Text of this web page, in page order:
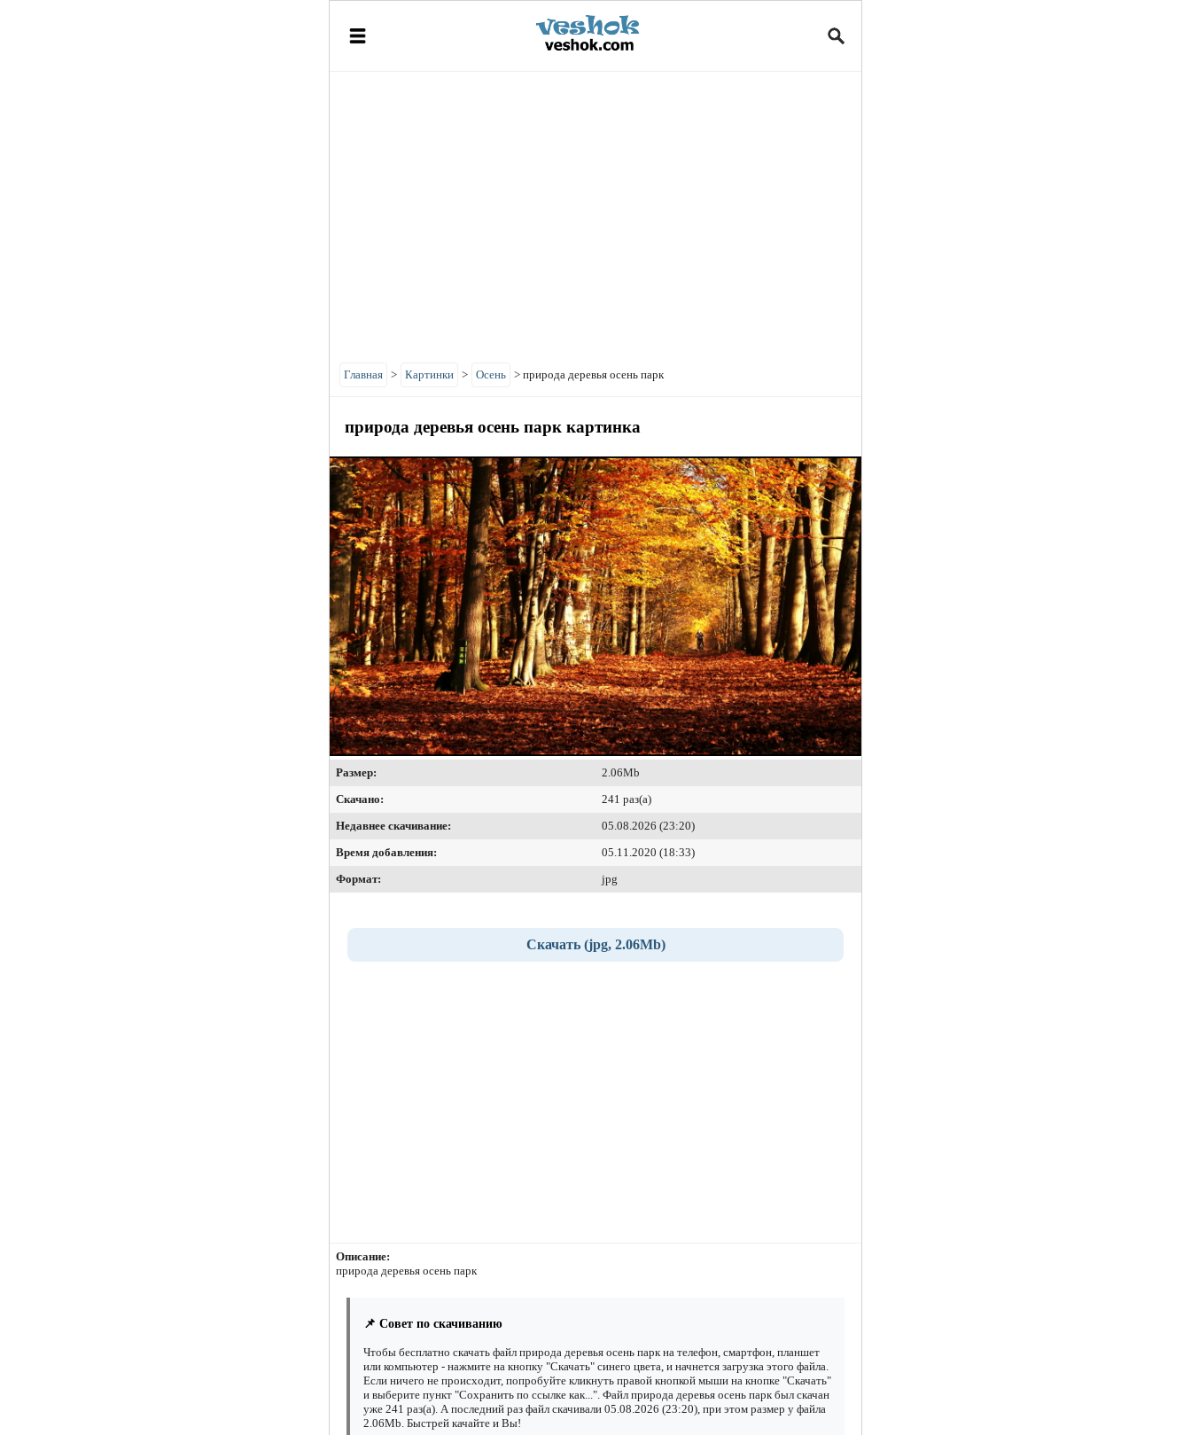
Главная > Картинки > Осень > природа деревья осень парк
природа деревья осень парк картинка
Размер:
2.06Mb
Скачано:
241 раз(а)
Недавнее скачивание:
05.08.2026 (23:20)
Время добавления:
05.11.2020 (18:33)
Формат:
jpg
Скачать (jpg, 2.06Mb)
Описание:
природа деревья осень парк
📌 Совет по скачиванию
Чтобы бесплатно скачать файл природа деревья осень парк на телефон, смартфон, планшет
или компьютер - нажмите на кнопку "Скачать" синего цвета, и начнется загрузка этого файла.
Если ничего не происходит, попробуйте кликнуть правой кнопкой мыши на кнопке "Скачать"
и выберите пункт "Сохранить по ссылке как...". Файл природа деревья осень парк был скачан
уже 241 раз(а). А последний раз файл скачивали 05.08.2026 (23:20), при этом размер у файла
2.06Mb. Быстрей качайте и Вы!